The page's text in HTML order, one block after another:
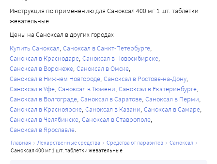
Инструкция по применению для Саноксал 400 мг 1 шт. таблетки
жевательные
Цены на Саноксал в других городах
Купить Саноксал Саноксал в Санкт-Петербурге
Саноксал в Краснодаре Саноксал в Новосибирске
Саноксал в Воронеже Саноксал в Омске
Саноксал в Нижнем Новгороде Саноксал в Ростове-на-Дону
Саноксал в Уфе Саноксал в Тюмени Саноксал в Екатеринбурге
Саноксал в Волгограде Саноксал в Саратове Саноксал в Перми
Саноксал в Красноярске Саноксал в Казани Саноксал в Самаре
Саноксал в Челябинске Саноксал в Ставрополе
Саноксал в Ярославле
главная лекарственные средства средства от паразитов
саноксал
саноксал 400 мг 1 шт. таблетки жевательные